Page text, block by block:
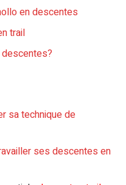
en descentes
trail
sa technique de
ses descentes en